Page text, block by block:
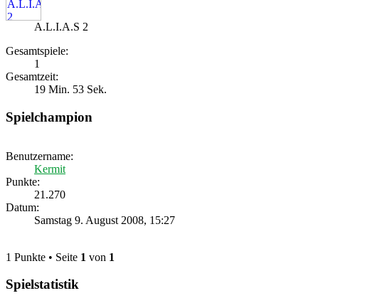
A.L.I.A.S 2
Gesamtspiele:
1
Gesamtzeit:
19 Min. 53 Sek.
Spielchampion
Benutzername:
Kermit
Punkte:
21.270
Datum:
Samstag 9. August 2008, 15:27
1 Punkte • Seite 1 von 1
Spielstatistik